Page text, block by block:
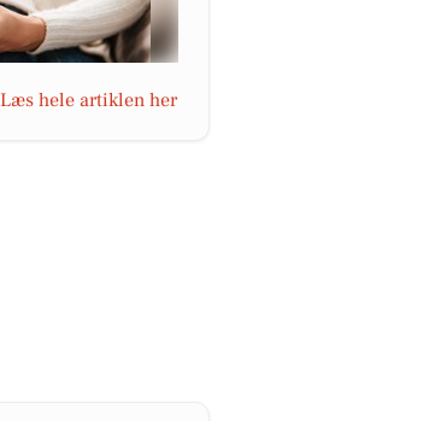
Læs hele artiklen her